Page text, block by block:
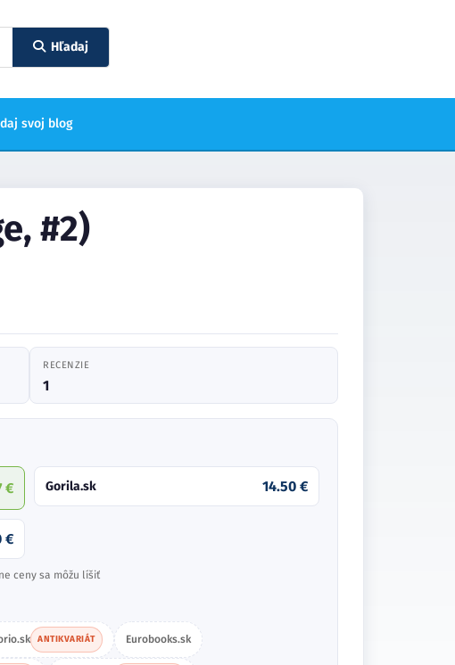
Hľadaj
svoj blog
#2)
RECENZIE
1
€ Gorila.sk 14.50 €
€
ceny sa môžu líšiť
ANTIKVARIÁT Eurobooks.sk